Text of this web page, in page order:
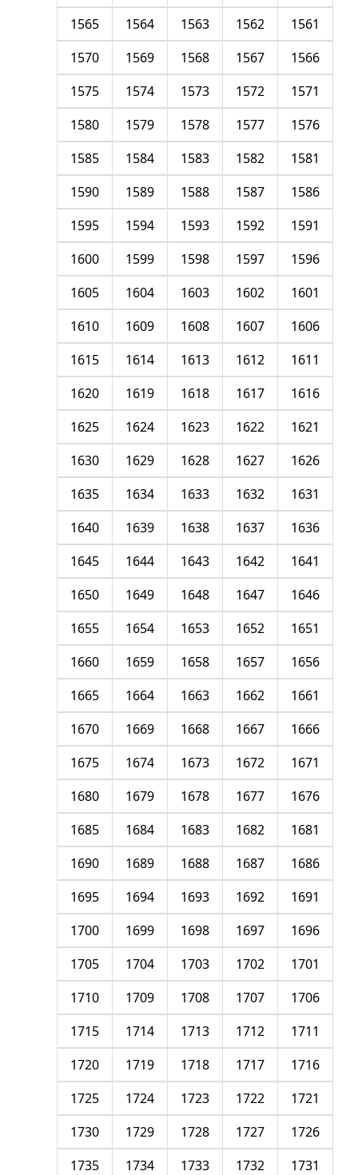
1561
1562
1563
1564
1565
1566
1567
1568
1569
1570
1571
1572
1573
1574
1575
1576
1577
1578
1579
1580
1581
1582
1583
1584
1585
1586
1587
1588
1589
1590
1591
1592
1593
1594
1595
1596
1597
1598
1599
1600
1601
1602
1603
1604
1605
1606
1607
1608
1609
1610
1611
1612
1613
1614
1615
1616
1617
1618
1619
1620
1621
1622
1623
1624
1625
1626
1627
1628
1629
1630
1631
1632
1633
1634
1635
1636
1637
1638
1639
1640
1641
1642
1643
1644
1645
1646
1647
1648
1649
1650
1651
1652
1653
1654
1655
1656
1657
1658
1659
1660
1661
1662
1663
1664
1665
1666
1667
1668
1669
1670
1671
1672
1673
1674
1675
1676
1677
1678
1679
1680
1681
1682
1683
1684
1685
1686
1687
1688
1689
1690
1691
1692
1693
1694
1695
1696
1697
1698
1699
1700
1701
1702
1703
1704
1705
1706
1707
1708
1709
1710
1711
1712
1713
1714
1715
1716
1717
1718
1719
1720
1721
1722
1723
1724
1725
1726
1727
1728
1729
1730
1731
1732
1733
1734
1735